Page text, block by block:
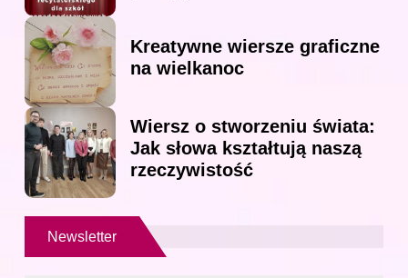
Kreatywne wiersze graficzne
na wielkanoc
Wiersz o stworzeniu świata:
Jak słowa kształtują naszą
rzeczywistość
Newsletter